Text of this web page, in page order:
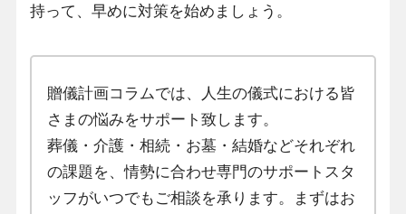
持って、早めに対策を始めましょう。
贈儀計画コラムでは、人生の儀式における皆
さまの悩みをサポート致します。
葬儀・介護・相続・お墓・結婚などそれぞれ
の課題を、情勢に合わせ専門のサポートスタ
ッフがいつでもご相談を承ります。まずはお